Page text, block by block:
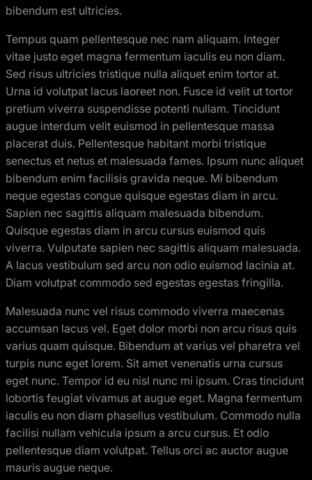
bibendum est ultricies.
Tempus quam pellentesque nec nam aliquam. Integer
vitae justo eget magna fermentum iaculis eu non diam.
Sed risus ultricies tristique nulla aliquet enim tortor at.
Urna id volutpat lacus laoreet non. Fusce id velit ut tortor
pretium viverra suspendisse potenti nullam. Tincidunt
augue interdum velit euismod in pellentesque massa
placerat duis. Pellentesque habitant morbi tristique
senectus et netus et malesuada fames. Ipsum nunc aliquet
bibendum enim facilisis gravida neque. Mi bibendum
neque egestas congue quisque egestas diam in arcu.
Sapien nec sagittis aliquam malesuada bibendum.
Quisque egestas diam in arcu cursus euismod quis
viverra. Vulputate sapien nec sagittis aliquam malesuada.
A lacus vestibulum sed arcu non odio euismod lacinia at.
Diam volutpat commodo sed egestas egestas fringilla.
Malesuada nunc vel risus commodo viverra maecenas
accumsan lacus vel. Eget dolor morbi non arcu risus quis
varius quam quisque. Bibendum at varius vel pharetra vel
turpis nunc eget lorem. Sit amet venenatis urna cursus
eget nunc. Tempor id eu nisl nunc mi ipsum. Cras tincidunt
lobortis feugiat vivamus at augue eget. Magna fermentum
iaculis eu non diam phasellus vestibulum. Commodo nulla
facilisi nullam vehicula ipsum a arcu cursus. Et odio
pellentesque diam volutpat. Tellus orci ac auctor augue
mauris augue neque.